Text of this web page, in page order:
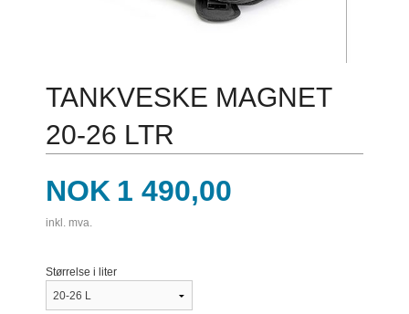
TANKVESKE MAGNET
20-26 LTR
Pris
NOK 1 490,00
inkl. mva.
Størrelse i liter